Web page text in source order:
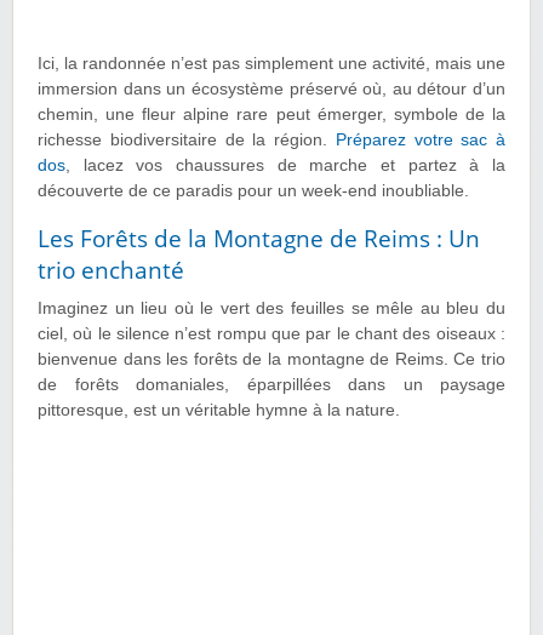
Ici, la randonnée n’est pas simplement une activité, mais une
immersion dans un écosystème préservé où, au détour d’un
chemin, une fleur alpine rare peut émerger, symbole de la
richesse biodiversitaire de la région.
Préparez votre sac à
dos, lacez vos chaussures de marche et partez à la
découverte de ce paradis pour un week-end inoubliable.
Les Forêts de la Montagne de Reims : Un
trio enchanté
Imaginez un lieu où le vert des feuilles se mêle au bleu du
ciel, où le silence n’est rompu que par le chant des oiseaux :
bienvenue dans les forêts de la montagne de Reims. Ce trio
de forêts domaniales, éparpillées dans un paysage
pittoresque, est un véritable hymne à la nature.